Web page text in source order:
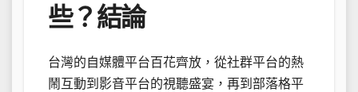
些？結論
台灣的自媒體平台百花齊放，從社群平台的熱
鬧互動到影音平台的視聽盛宴，再到部落格平